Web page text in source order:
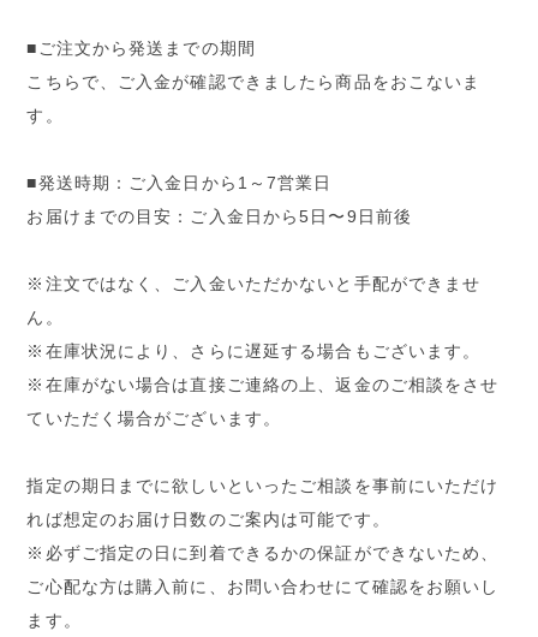
■ご注文から発送までの期間
こちらで、ご入金が確認できましたら商品をおこないま
す。
■発送時期：ご入金日から1～7営業日
お届けまでの目安：ご入金日から5日〜9日前後
※注文ではなく、ご入金いただかないと手配ができませ
ん。
※在庫状況により、さらに遅延する場合もございます。
※在庫がない場合は直接ご連絡の上、返金のご相談をさせ
ていただく場合がございます。
指定の期日までに欲しいといったご相談を事前にいただけ
れば想定のお届け日数のご案内は可能です。
※必ずご指定の日に到着できるかの保証ができないため、
ご心配な方は購入前に、お問い合わせにて確認をお願いし
ます。